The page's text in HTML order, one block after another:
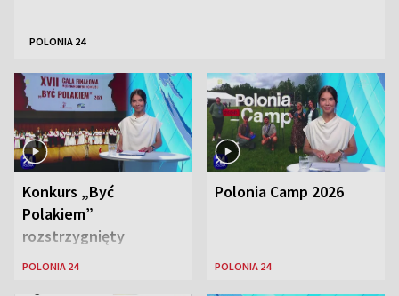
POLONIA 24
Konkurs „Być
Polakiem”
rozstrzygnięty
POLONIA 24
Polonia Camp 2026
POLONIA 24